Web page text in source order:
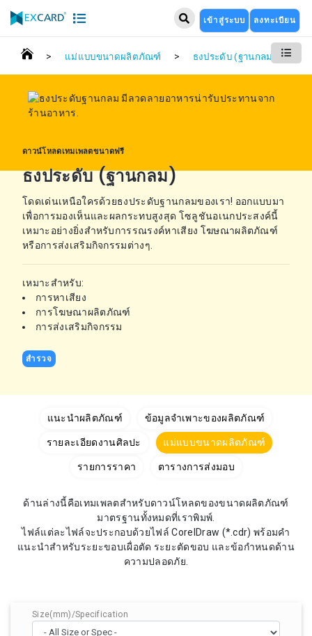
เข้าสู่ระบบ ลงทะเบียน
> แม่แบบขนาดผลิตภัณฑ์ > ธงประดับ (ฐานกลม)
ดาวน์โหลดเทมเพลตขนาดฟรี
ธงประดับ (ฐานกลม)
โดดเด่นเหนือใครด้วยธงประดับฐานกลมของเรา! ออกแบบมา
เพื่อการมองเห็นและผลกระทบสูงสุด โซลูชันอเนกประสงค์นี้
เหมาะอย่างยิ่งสำหรับการรณรงค์หาเสียง โฆษณาผลิตภัณฑ์
หรือการส่งเสริมกิจกรรมต่างๆ.
เหมาะสำหรับ:
การหาเสียง
การโฆษณาผลิตภัณฑ์
การส่งเสริมกิจกรรม
สำรวจ
แนะนำผลิตภัณฑ์ ข้อมูลจำเพาะของผลิตภัณฑ์
รายละเอียดงานศิลปะ แม่แบบขนาดผลิตภัณฑ์
รายการราคา ตารางการส่งมอบ
ด้านล่างนี้คือเทมเพลตสำหรับดาวน์โหลดของขนาดผลิตภัณฑ์
มาตรฐานทั้งหมดที่เราพิมพ์.
ไฟล์แต่ละไฟล์จะประกอบด้วยไฟล์ CorelDraw (*.cdr) พร้อมคำ
แนะนำสำหรับระยะขอบเผื่อตัด ระยะตัดขอบ และข้อกำหนดด้าน
ความปลอดภัย.
Size(mm)/Specification